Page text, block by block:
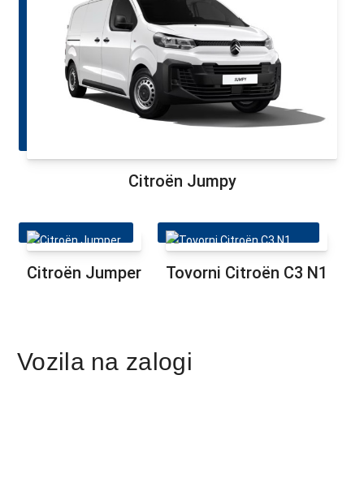
Citroën Jumpy
Citroën Jumper Tovorni Citroën C3 N1
Vozila na zalogi